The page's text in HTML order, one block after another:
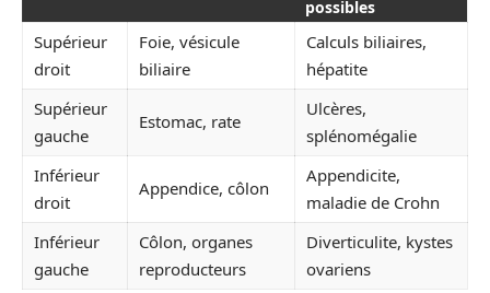
possibles
Supérieur
droit
Foie, vésicule
biliaire
Calculs biliaires,
hépatite
Supérieur
gauche
Estomac, rate
Ulcères,
splénomégalie
Inférieur
droit
Appendice, côlon
Appendicite,
maladie de Crohn
Inférieur
gauche
Côlon, organes
reproducteurs
Diverticulite, kystes
ovariens